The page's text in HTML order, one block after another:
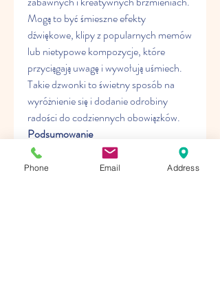
Mogą to być śmieszne efekty
dźwiękowe, klipy z popularnych memów
lub nietypowe kompozycje, które
przyciągają uwagę i wywołują uśmiech.
Takie dzwonki to świetny sposób na
wyróżnienie się i dodanie odrobiny
radości do codziennych obowiązków.
Podsumowanie
Wybór dzwonków MP3 na telefon w
2024 roku jest szeroki i zróżnicowany.
Phone Email Address